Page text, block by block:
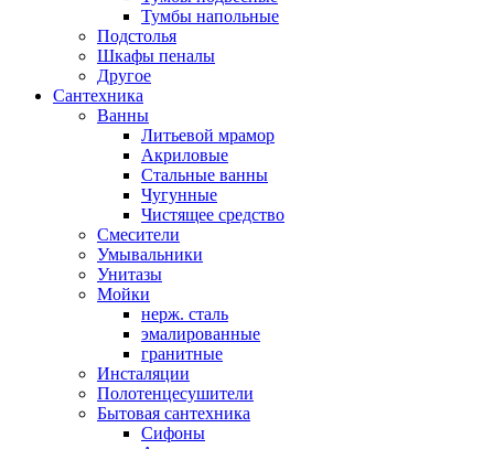
Тумбы напольные
Подстолья
Шкафы пеналы
Другое
Сантехника
Ванны
Литьевой мрамор
Акриловые
Стальные ванны
Чугунные
Чистящее средство
Смесители
Умывальники
Унитазы
Мойки
нерж. сталь
эмалированные
гранитные
Инсталяции
Полотенцесушители
Бытовая сантехника
Сифоны